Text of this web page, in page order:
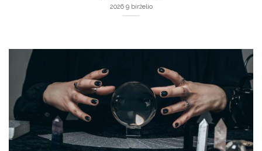
2026 9 birželio